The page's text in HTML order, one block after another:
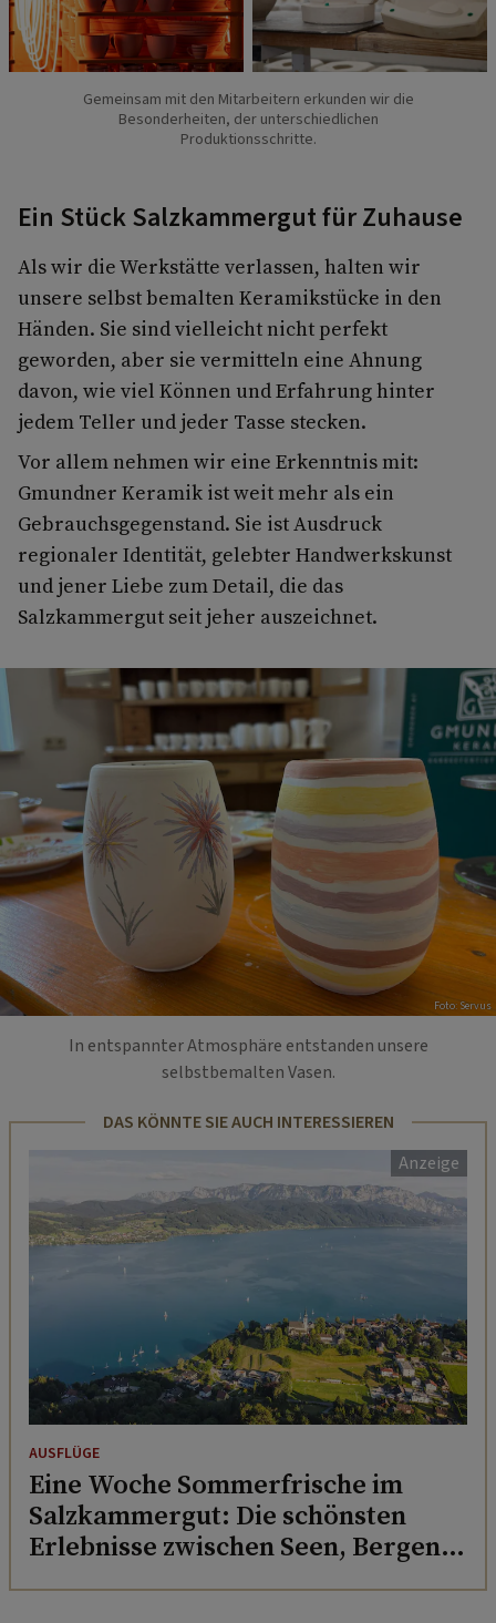
Gemeinsam mit den Mitarbeitern erkunden wir die
Besonderheiten, der unterschiedlichen
Produktionsschritte.
Ein Stück Salzkammergut für Zuhause
Als wir die Werkstätte verlassen, halten wir
unsere selbst bemalten Keramikstücke in den
Händen. Sie sind vielleicht nicht perfekt
geworden, aber sie vermitteln eine Ahnung
davon, wie viel Können und Erfahrung hinter
jedem Teller und jeder Tasse stecken.
Vor allem nehmen wir eine Erkenntnis mit:
Gmundner Keramik ist weit mehr als ein
Gebrauchsgegenstand. Sie ist Ausdruck
regionaler Identität, gelebter Handwerkskunst
und jener Liebe zum Detail, die das
Salzkammergut seit jeher auszeichnet.
Foto: Servus
In entspannter Atmosphäre entstanden unsere
selbstbemalten Vasen.
DAS KÖNNTE SIE AUCH INTERESSIEREN
AUSFLÜGE
Eine Woche Sommerfrische im
Salzkammergut: Die schönsten
Erlebnisse zwischen Seen, Bergen